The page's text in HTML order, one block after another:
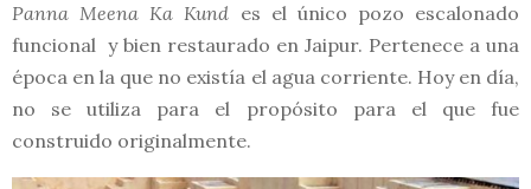
Panna Meena Ka Kund es el único pozo escalonado
funcional y bien restaurado en Jaipur. Pertenece a una
época en la que no existía el agua corriente. Hoy en día,
no se utiliza para el propósito para el que fue
construido originalmente.